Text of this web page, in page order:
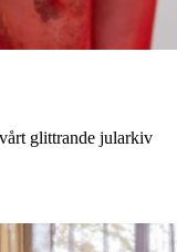
glittrande jularkiv